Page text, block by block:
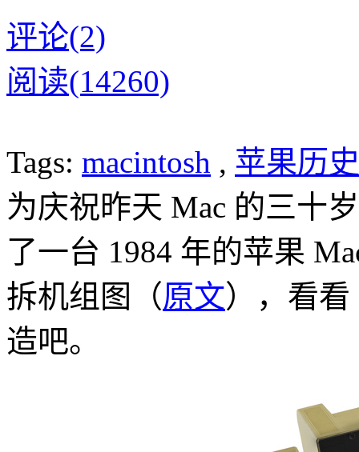
评论(2)
阅读(14260)
Tags: macintosh , 苹果历史
为庆祝昨天 Mac 的三十
了一台 1984 年的苹果
拆机组图（原文），看
造吧。